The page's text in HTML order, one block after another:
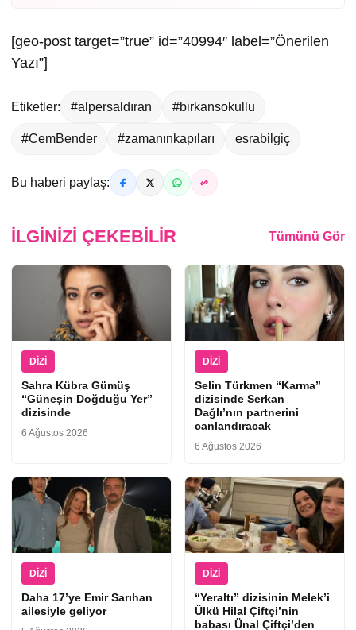
[geo-post target=”true” id=”40994″ label=”Önerilen
Yazı”]
Etiketler: #alpersaldıran #birkansokullu
#CemBender #zamanınkapıları esrabilgiç
Bu haberi paylaş:
İLGINIZI ÇEKEBILIR Tümünü Gör
DIZI
Sahra Kübra Gümüş
“Güneşin Doğduğu Yer”
dizisinde
6 Ağustos 2026
DIZI
Selin Türkmen “Karma”
dizisinde Serkan
Dağlı’nın partnerini
canlandıracak
6 Ağustos 2026
DIZI
Daha 17’ye Emir Sarıhan
ailesiyle geliyor
DIZI
“Yeraltı” dizisinin Melek’i
Ülkü Hilal Çiftçi’nin
babası Ünal Çiftçi’den